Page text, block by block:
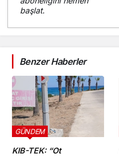
başlat.
Benzer Haberler
KIB-TEK: “Ot
GÜNDEM